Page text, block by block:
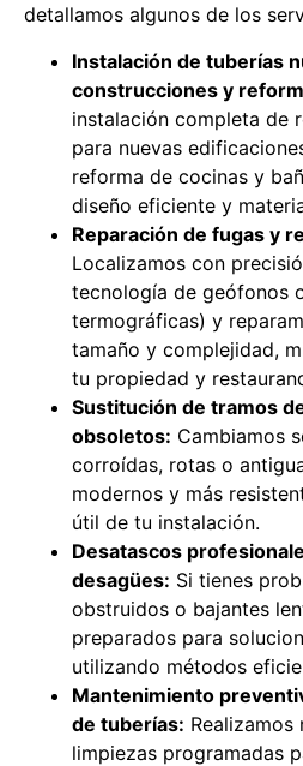
detallamos algunos de los
Instalación de tuberías
construcciones y
instalación completa de
para nuevas
reforma de cocinas y
diseño eficiente y
Reparación de fugas y
Localizamos con
tecnología de geófonos
termográficas) y
tamaño y complejidad,
tu propiedad y
Sustitución de tramos
obsoletos: Cambiamos
corroídas, rotas o
modernos y más
útil de tu instalación.
Desatascos
desagües: Si tienes
obstruidos o bajantes
preparados para
utilizando métodos
Mantenimiento
de tuberías:
limpiezas programadas